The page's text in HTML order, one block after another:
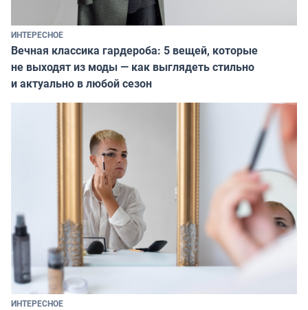
ИНТЕРЕСНОЕ
Вечная классика гардероба: 5 вещей, которые
не выходят из моды — как выглядеть стильно
и актуально в любой сезон
ИНТЕРЕСНОЕ